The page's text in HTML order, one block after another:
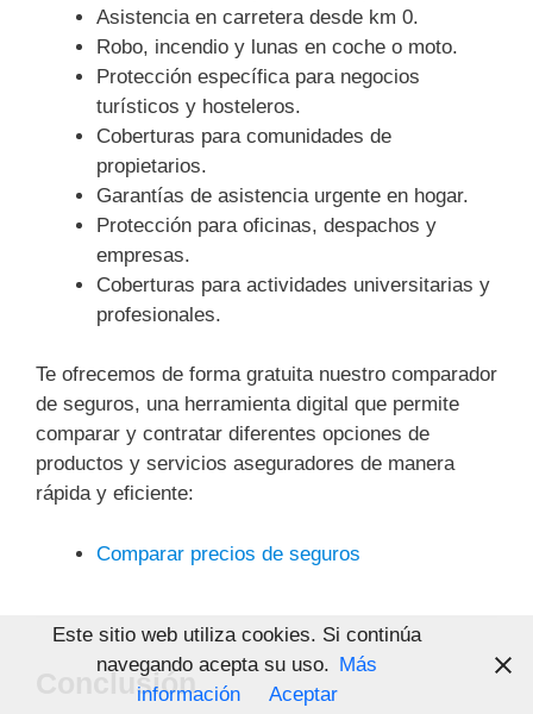
Asistencia en carretera desde km 0.
Robo, incendio y lunas en coche o moto.
Protección específica para negocios
turísticos y hosteleros.
Coberturas para comunidades de
propietarios.
Garantías de asistencia urgente en hogar.
Protección para oficinas, despachos y
empresas.
Coberturas para actividades universitarias y
profesionales.
Te ofrecemos de forma gratuita nuestro comparador
de seguros, una herramienta digital que permite
comparar y contratar diferentes opciones de
productos y servicios aseguradores de manera
rápida y eficiente:
Comparar precios de seguros
Conclusión
Este sitio web utiliza cookies. Si continúa
navegando acepta su uso. Más
información
Aceptar